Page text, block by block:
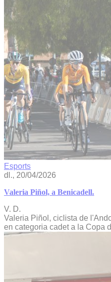
Esports
dl., 20/04/2026
Valeria Piñol, a Benicadell.
V. D.
Valeria Piñol, ciclista de
en categoria cadet a la Copa